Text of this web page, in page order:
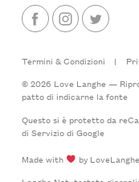
Termini & Condizioni |
© 2026 Love Langhe —
patto di indicarne la fonte
Questo si è protetto da
di Serviziodi Google
Made with
by LoveLanghe